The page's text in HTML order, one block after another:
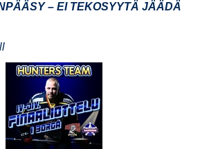
– EI TEKOSYYTÄ JÄÄDÄ